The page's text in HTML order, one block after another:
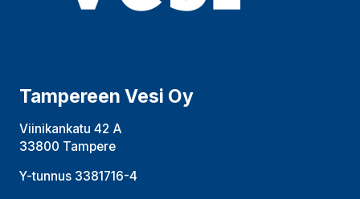
Tampereen Vesi Oy
Viinikankatu 42 A
33800 Tampere
Y-tunnus 3381716-4